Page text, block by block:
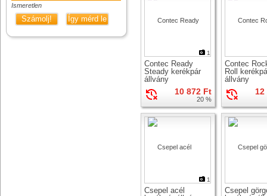
Ismeretlen
Számolj! Így mérd le
1
Contec Ready
Steady kerékpár
állvány
10 872 Ft
20 %
Contec
Roll
állvány
12
1
Csepel acél
Csepel